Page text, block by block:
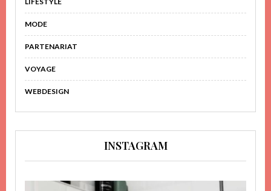
MODE
PARTENARIAT
VOYAGE
WEBDESIGN
INSTAGRAM